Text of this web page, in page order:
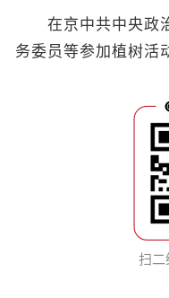
在京中共中央政治
务委员等参加植树活
扫二